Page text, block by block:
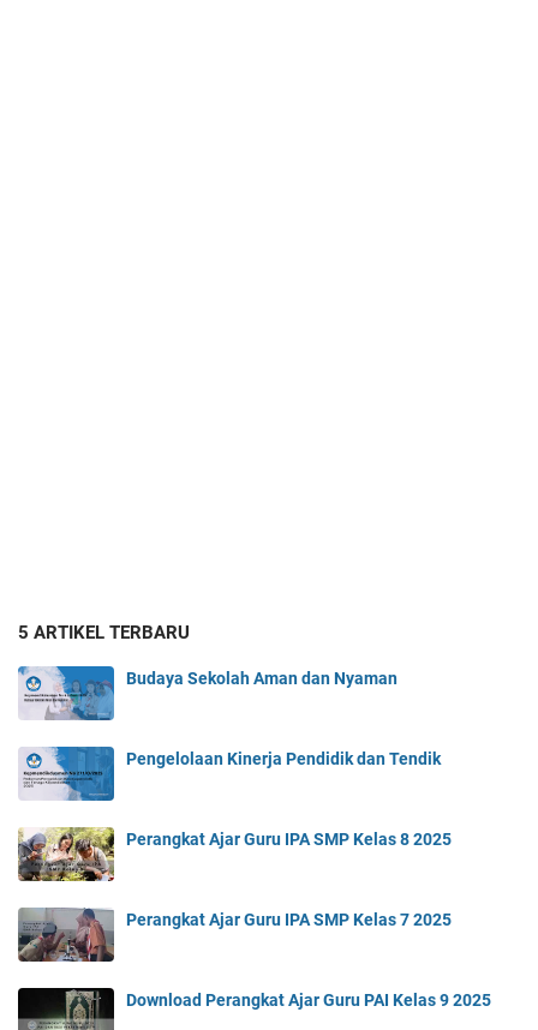
5 ARTIKEL TERBARU
Budaya Sekolah Aman dan Nyaman
Pengelolaan Kinerja Pendidik dan Tendik
Perangkat Ajar Guru IPA SMP Kelas 8 2025
Perangkat Ajar Guru IPA SMP Kelas 7 2025
Download Perangkat Ajar Guru PAI Kelas 9 2025